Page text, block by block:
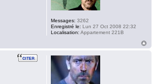
Messages: 3262
Enregistré le: Lun 27 Oct 2008 22:32
Localisation: Appartement 221B